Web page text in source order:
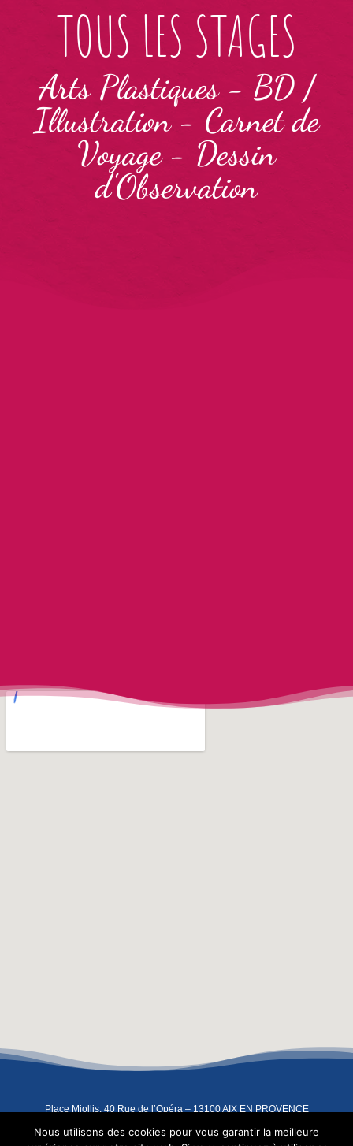
TOUS LES STAGES
Arts Plastiques- BD /
Illustration- Carnet de
Voyage- Dessin
d'Observation
Place Miollis, 40 Rue de l’Opéra – 13100 AIX EN PROVENCE
Copyright 2022 – L’Atelier Indigo –Mentions légales
Nous utilisons des cookies pour vous garantir la meilleure